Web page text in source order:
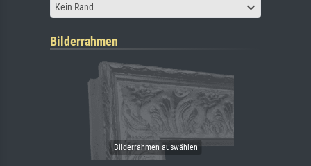
Kein Rand
Bilderrahmen